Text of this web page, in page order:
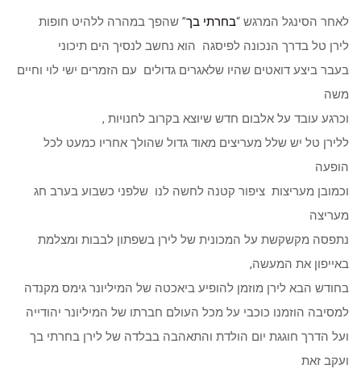
לאחר הסינגל המרגש “בחרתי בך” שהפך במהרה ללהיט חופות
לירן טל בדרך הנכונה לפיסגה הוא נחשב לנסיך הים תיכוני
בעבר ביצע דואטים שהיו שלאגרים גדולים עם הזמרים ישי לוי וחיים
משה
וכרגע עובד על אלבום חדש שיוצא בקרוב לחנויות ,
ללירן טל יש שלל מעריצים מאוד גדול שהולך אחריו כמעט לכל
הופעה
וכמובן מעריצות ציפור קטנה לחשה לנו שלפני כשבוע בערב חג
מעריצה
נתפסה מקשקשת על המכונית של לירן בשפתון לבבות ומצלמת
באייפון את המעשה,
בחודש הבא לירן מוזמן להופיע ביאכטה של המיליונר גימס מקנדה
למסיבה הוזמנו כוכבי על מכל העולם חברתו של המיליונר יהודייה
ועל הדרך חוגגת יום הולדת והתאהבה בבלדה של לירן בחרתי בך
ועקב זאת